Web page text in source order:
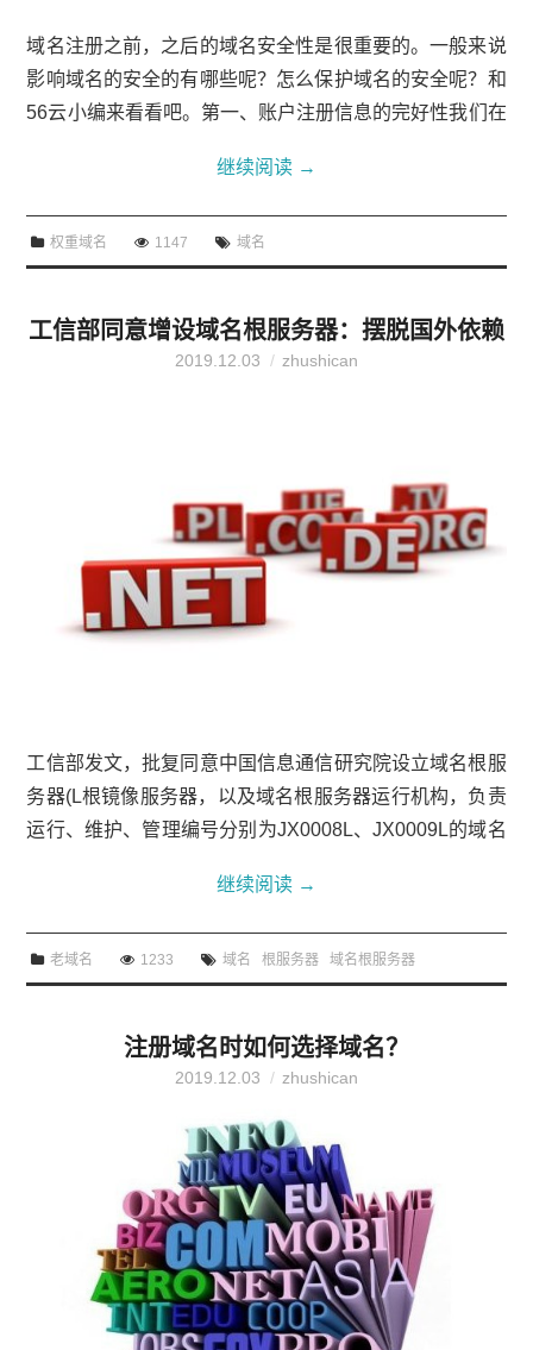
域名注册之前，之后的域名安全性是很重要的。一般来说
影响域名的安全的有哪些呢？怎么保护域名的安全呢？和
56云小编来看看吧。第一、账户注册信息的完好性我们在
料，依据ICANN的规定是有权被ICANN的方针约束账户
的。不要认为海外商家能够随意，其实只不过略微宽松罢
了，尤其是重要的域名账户，信息有必要完好，万一有胶
第二、邮箱账户的安全处理这个也很...
继续阅读 →
权重域名 1147 域名
工信部同意增设域名根服务器：摆脱国外依赖
2019.12.03 zhushican
工信部发文，批复同意中国信息通信研究院设立域名根服
务器(L根镜像服务器，以及域名根服务器运行机构，负责
运行、维护、管理编号分别为JX0008L、JX0009L的域名
心、北京市工程研究中心有限公司设立域名根服务器及运
行机构。随着中国域名根服务器的建成和丰富，未来网站
域名解析在国内就可以完成，不必再依靠外国的域名根服
服务器主要用来管理互联网的主目录，全世界IPv4根服...
继续阅读 →
老域名 1233 域名 根服务器 域名根服务器
注册域名时如何选择域名？
2019.12.03 zhushican